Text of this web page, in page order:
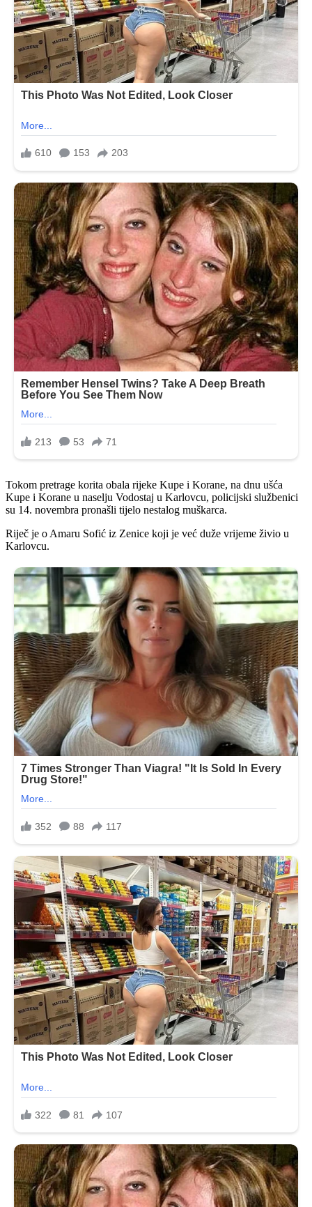
Tokom pretrage korita obala rijeke Kupe i Korane, na dnu ušća
Kupe i Korane u naselju Vodostaj u Karlovcu, policijski službenici
su 14. novembra pronašli tijelo nestalog muškarca.
Riječ je o Amaru Sofić iz Zenice koji je već duže vrijeme živio u
Karlovcu.